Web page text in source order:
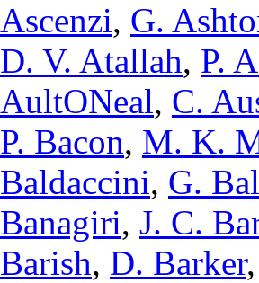
Ascenzi, G.
D. V. Atallah, P.
AultONeal, C.
P. Bacon, M. K.
Baldaccini, G.
Banagiri, J. C.
Barish, D. Barker